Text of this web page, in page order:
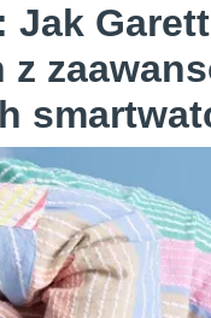
Jak Garett